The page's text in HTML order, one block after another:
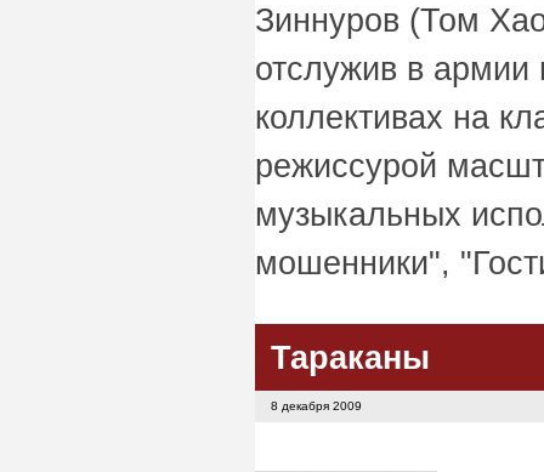
Зиннуров (Том
отслужив в армии
коллективах на
режиссурой
музыкальных
мошенники",
Тараканы
8 декабря 2009